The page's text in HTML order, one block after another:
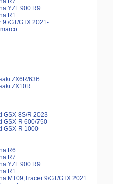
YZF 900 R9
R1
9 /GT/GTX 2021-
ZX6R/636
ZX10R
GSX-8S/R 2023-
GSX-R 600/750
GSX-R 1000
R6
R7
YZF 900 R9
R1
MT09,Tracer 9/GT/GTX 2021